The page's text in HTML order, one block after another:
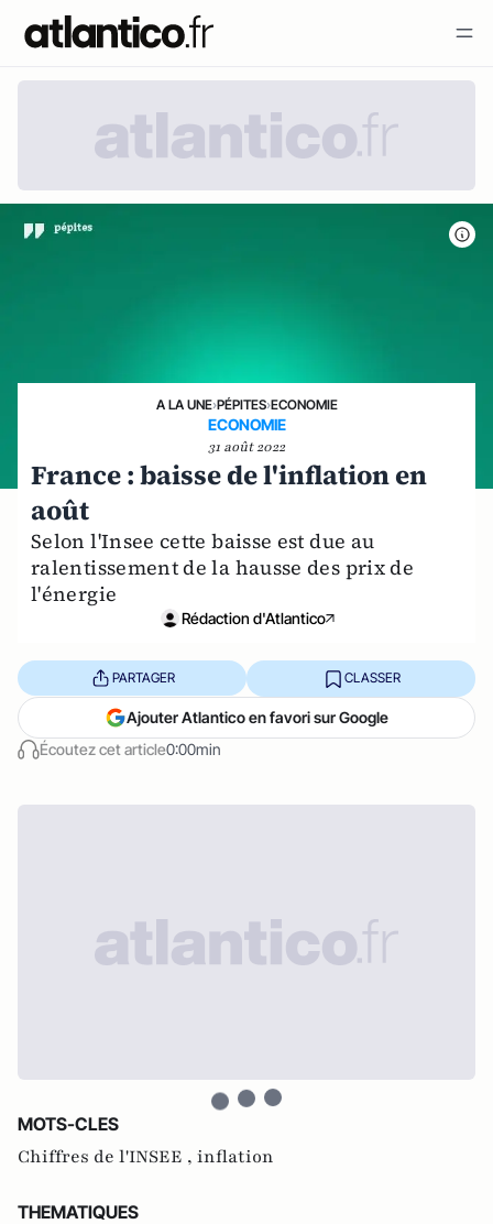
A LA UNE›PÉPITES›ECONOMIE
ECONOMIE
31 août 2022
France : baisse de l'inflation en
août
Selon l'Insee cette baisse est due au
ralentissement de la hausse des prix de
l'énergie
Rédaction d'Atlantico
Écoutez cet article0:00min
PARTAGER CLASSER
Ajouter Atlantico en favori sur Google
MOTS-CLES
Chiffres de l'INSEE , inflation
THEMATIQUES